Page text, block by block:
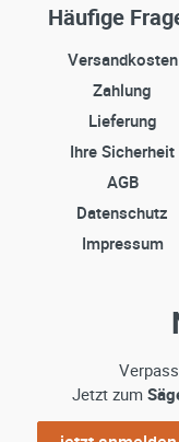
Häufige
Versandkosten
Zahlung
Lieferung
Ihre Sicherheit
AGB
Datenschutz
Impressum
Jetzt zum